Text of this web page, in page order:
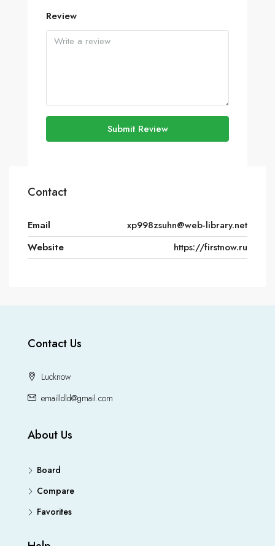
Review
Submit Review
Contact
Email
xp998zsuhn@web-library.net
Website
https://firstnow.ru
Contact Us
Lucknow
emailldld@gmail.com
About Us
Board
Compare
Favorites